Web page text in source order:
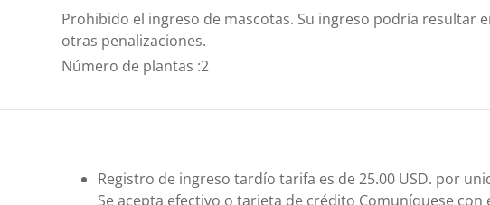
Prohibido el ingreso de mascotas. Su ingreso podría resultar
otras penalizaciones.
Número de plantas :2
Registro de ingreso tardío tarifa es de 25.00 USD. por
Se acepta efectivo o tarjeta de crédito Comuníquese con